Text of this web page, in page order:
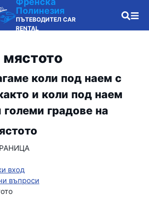
Полинезия
ПЪТЕВОДИТЕЛ CAR
RENTAL
мястото
коли под наем с
и коли под наем
големи градове на
вход
въпроси